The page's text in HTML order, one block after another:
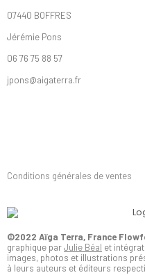
07440 BOFFRES
Jérémie Pons
06 76 75 88 57
jpons@aigaterra.fr
Conditions générales de ventes
©2022 Aïga Terra, France
graphique parJulie Béal et
images, photos et illustrations
à leurs auteurs et éditeurs